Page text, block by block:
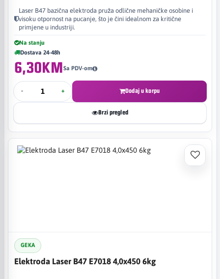
Laser B47 bazična elektroda pruža odlične mehaničke osobine i
visoku otpornost na pucanje, što je čini idealnom za kritične
primjene u industriji.
Na stanju
Dostava 24-48h
6,30KMSa PDV-om
- + Dodaj u korpu
Brzi pregled
GEKA
Elektroda Laser B47 E7018 4,0x450 6kg